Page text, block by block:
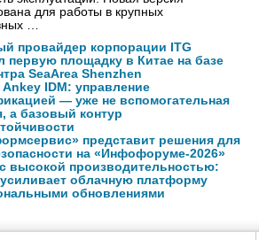
для работы в крупных
…
провайдер корпорации ITG
первую площадку в Китае на базе
SeaArea Shenzhen
Ankey IDM: управление
— уже не вспомогательная
а базовый контур
представит решения для
на «Инфофоруме-2026»
высокой производительностью:
облачную платформу
обновлениями